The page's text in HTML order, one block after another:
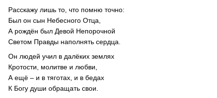
Расскажу лишь то, что помню точно:
Был он сын Небесного Отца,
А рождён был Девой Непорочной
Светом Правды наполнять сердца.
Он людей учил в далёких землях
Кротости, молитве и любви,
А ещё – и в тяготах, и в бедах
К Богу души обращать свои.